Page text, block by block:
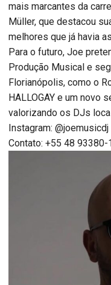
mais marcantes da
Müller, que destacou
melhores que já havia
Para o futuro, Joe
Produção Musical e
Florianópolis, como o
HALLOGAY e um
valorizando os DJs
Instagram: @joemusicdj
Contato: +55 48 93380-